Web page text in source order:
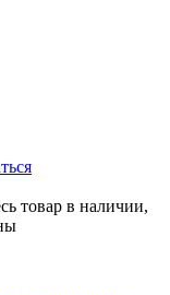
товар в наличии,